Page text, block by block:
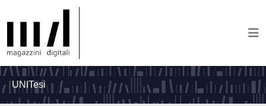
UNITesi